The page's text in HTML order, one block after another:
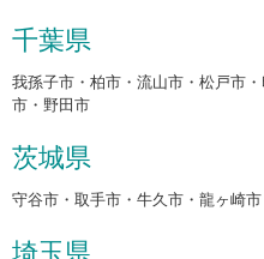
千葉県
我孫子市・柏市・流山市・松戸市
市・野田市
茨城県
守谷市・取手市・牛久市・龍ヶ崎市
埼玉県